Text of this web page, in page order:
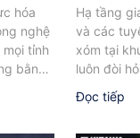
hóa
nghệ
tỉnh
bằng
Hạ tầng
và các
xóm tại
luôn đòi
chiếu
Đọc tiếp